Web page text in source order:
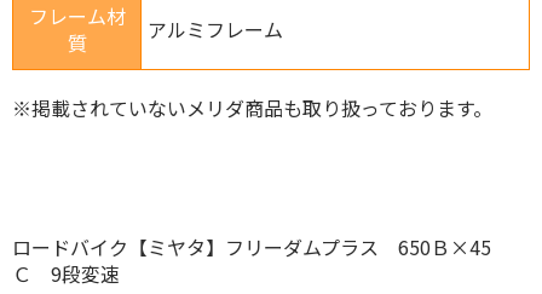
フレーム材
質
アルミフレーム
※掲載されていないメリダ商品も取り扱っております。
ロードバイク【ミヤタ】フリーダムプラス 650Ｂ×45
Ｃ 9段変速